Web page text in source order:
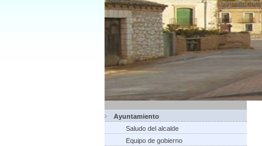
Ayuntamiento
Saludo del alcalde
Equipo de gobierno